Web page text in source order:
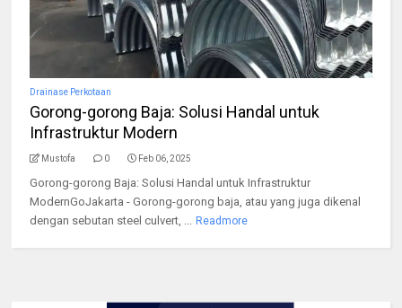
Drainase Perkotaan
Gorong-gorong Baja: Solusi Handal untuk
Infrastruktur Modern
Mustofa 0 Feb 06, 2025
Gorong-gorong Baja: Solusi Handal untuk Infrastruktur
ModernGoJakarta - Gorong-gorong baja, atau yang juga dikenal
dengan sebutan steel culvert, ...
Readmore